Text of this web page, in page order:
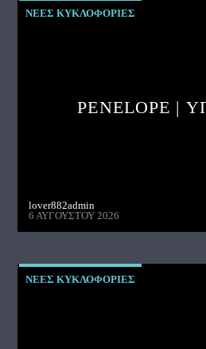
ΝΕΕΣ ΚΥΚΛΟΦΟΡΙΕΣ
PENELOPE |
lover882admin
6 ΑΥΓΟΎΣΤΟΥ 2026
ΝΕΕΣ ΚΥΚΛΟΦΟΡΙΕΣ